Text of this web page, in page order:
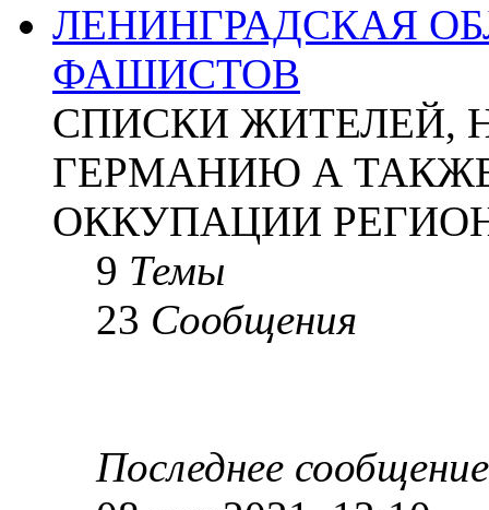
ЛЕНИНГРАДСКАЯ
ФАШИСТОВ
СПИСКИ ЖИТЕЛЕЙ,
ГЕРМАНИЮ А
ОККУПАЦИИ
9 Темы
23 Сообщения
Последнее сообщение